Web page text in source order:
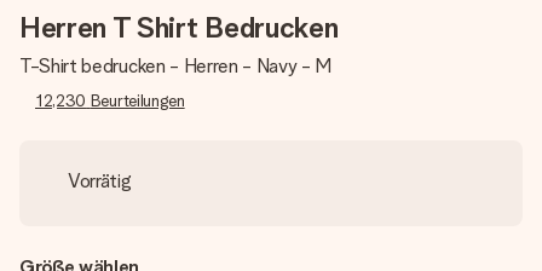
Herren T Shirt Bedrucken
T-Shirt bedrucken - Herren - Navy - M
12,230 Beurteilungen
Vorrätig